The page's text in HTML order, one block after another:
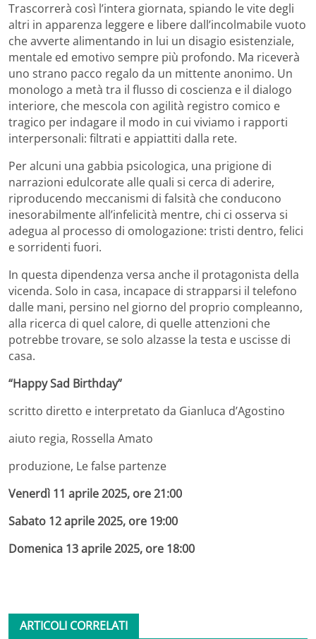
Trascorrerà così l’intera giornata, spiando le vite degli
altri in apparenza leggere e libere dall’incolmabile vuoto
che avverte alimentando in lui un disagio esistenziale,
mentale ed emotivo sempre più profondo. Ma riceverà
uno strano pacco regalo da un mittente anonimo. Un
monologo a metà tra il flusso di coscienza e il dialogo
interiore, che mescola con agilità registro comico e
tragico per indagare il modo in cui viviamo i rapporti
interpersonali: filtrati e appiattiti dalla rete.
Per alcuni una gabbia psicologica, una prigione di
narrazioni edulcorate alle quali si cerca di aderire,
riproducendo meccanismi di falsità che conducono
inesorabilmente all’infelicità mentre, chi ci osserva si
adegua al processo di omologazione: tristi dentro, felici
e sorridenti fuori.
In questa dipendenza versa anche il protagonista della
vicenda. Solo in casa, incapace di strapparsi il telefono
dalle mani, persino nel giorno del proprio compleanno,
alla ricerca di quel calore, di quelle attenzioni che
potrebbe trovare, se solo alzasse la testa e uscisse di
casa.
“Happy Sad Birthday”
scritto diretto e interpretato da Gianluca d’Agostino
aiuto regia, Rossella Amato
produzione, Le false partenze
Venerdì 11 aprile 2025, ore 21:00
Sabato 12 aprile 2025, ore 19:00
Domenica 13 aprile 2025, ore 18:00
ARTICOLI CORRELATI